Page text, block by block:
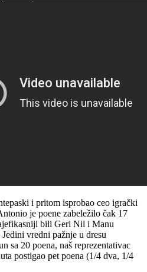
i pritom isprobao ceo igrački
je poene zabeležilo čak 17
bili Geri Nil i Manu
vredni pažnje u dresu
sa 20 poena, naš reprezentativac
postigao pet poena (1/4 dva, 1/4